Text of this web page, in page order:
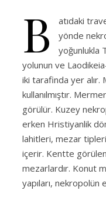
B
atıdaki
yönde
yoğunlukla
yolunun ve
iki tarafinda yer alır.
kullanılmıştır.
görülür. Kuzey
erken Hristiyanlik
lahitleri, mezar
içerir. Kentte
mezarlardır. Konut
yapıları, nekropolün